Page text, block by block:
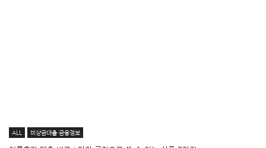
ALL 비상금대출·금융정보